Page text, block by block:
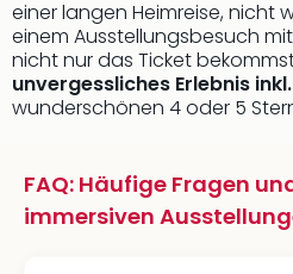
einer langen Heimreise, nicht
einem Ausstellungsbesuch
nicht nur das Ticket
unvergessliches Erlebnis
wunderschönen 4 oder 5
FAQ: Häufige Fragen
immersiven